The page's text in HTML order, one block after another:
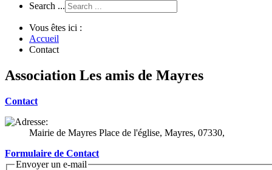
Search ...
Vous êtes ici :
Accueil
Contact
Association Les amis de Mayres
Contact
Mairie de Mayres Place de l'église, Mayres, 07330,
Formulaire de Contact
Envoyer un e-mail